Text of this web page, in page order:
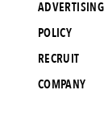
ADVERTISING
POLICY
RECRUIT
COMPANY